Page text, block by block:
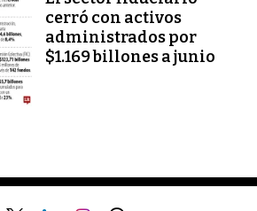
cerró con activos
administrados por
$1.169 billones a junio